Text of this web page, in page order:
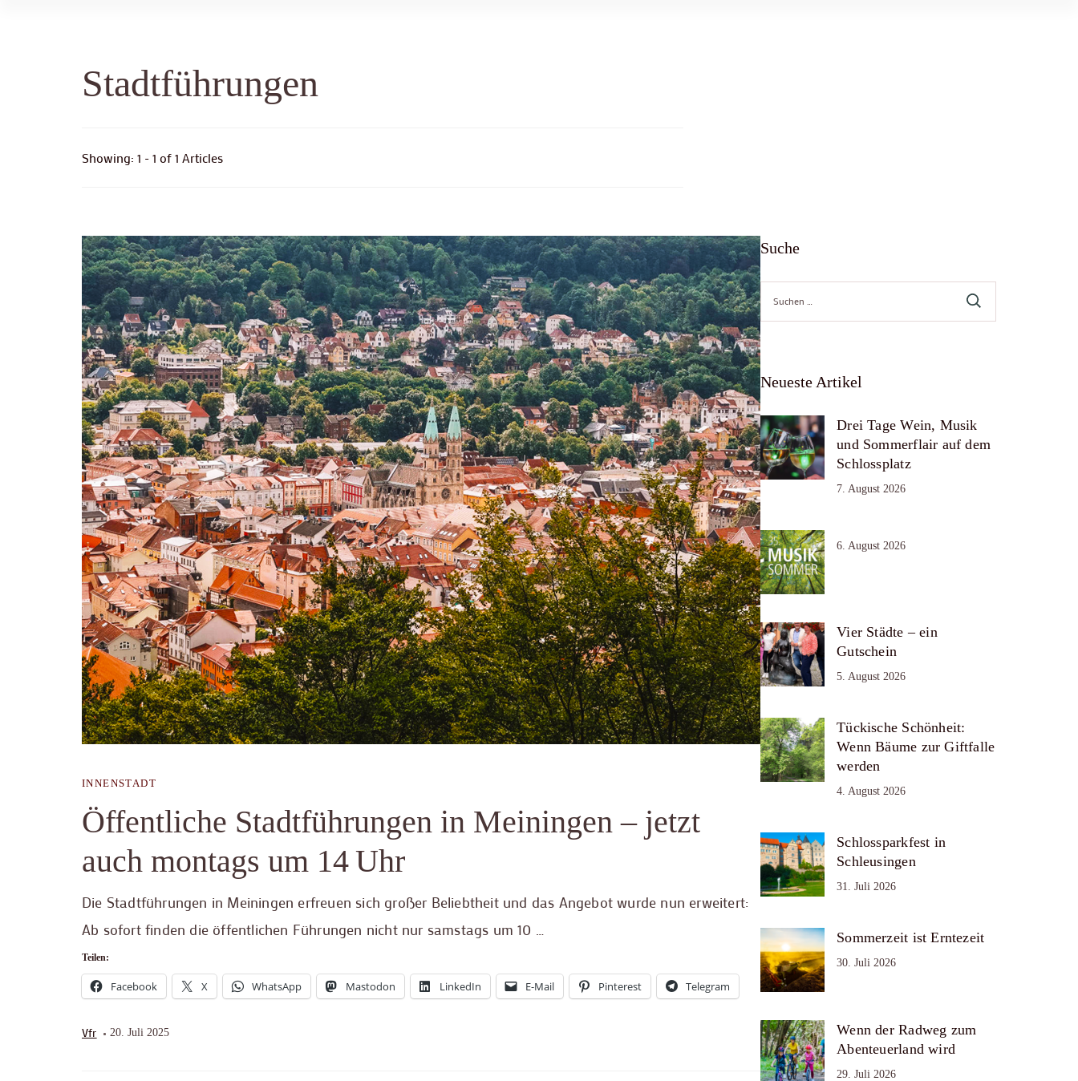
Stadtführungen
Showing: 1 - 1 of 1 Articles
INNENSTADT
Öffentliche Stadtführungen in Meiningen – jetzt
auch montags um 14 Uhr
Die Stadtführungen in Meiningen erfreuen sich großer Beliebtheit und das Angebot wurde nun erweitert:
Ab sofort finden die öffentlichen Führungen nicht nur samstags um 10 …
Teilen:
Facebook X WhatsApp Mastodon LinkedIn E-Mail Pinterest Telegram
Vfr 20. Juli 2025
Suche
Suche
nach:
Neueste Artikel
Drei Tage Wein, Musik
und Sommerflair auf dem
Schlossplatz
7. August 2026
6. August 2026
Vier Städte – ein
Gutschein
5. August 2026
Tückische Schönheit:
Wenn Bäume zur Giftfalle
werden
4. August 2026
Schlossparkfest in
Schleusingen
31. Juli 2026
Sommerzeit ist Erntezeit
30. Juli 2026
Wenn der Radweg zum
Abenteuerland wird
29. Juli 2026